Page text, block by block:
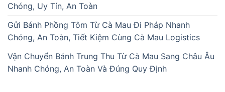
Chóng, Uy Tín, An Toàn
Gửi Bánh Phồng Tôm Từ Cà Mau Đi Pháp Nhanh
Chóng, An Toàn, Tiết Kiệm Cùng Cà Mau Logistics
Vận Chuyển Bánh Trung Thu Từ Cà Mau Sang Châu Âu
Nhanh Chóng, An Toàn Và Đúng Quy Định